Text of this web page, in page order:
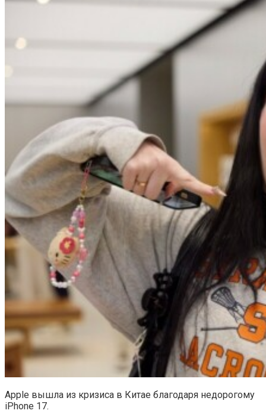
Apple вышла из кризиса в Китае благодаря недорогому
iPhone 17.